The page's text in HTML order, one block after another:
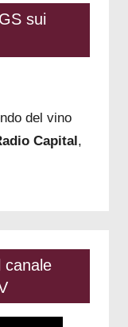
sui
del vino
Capital,
canale